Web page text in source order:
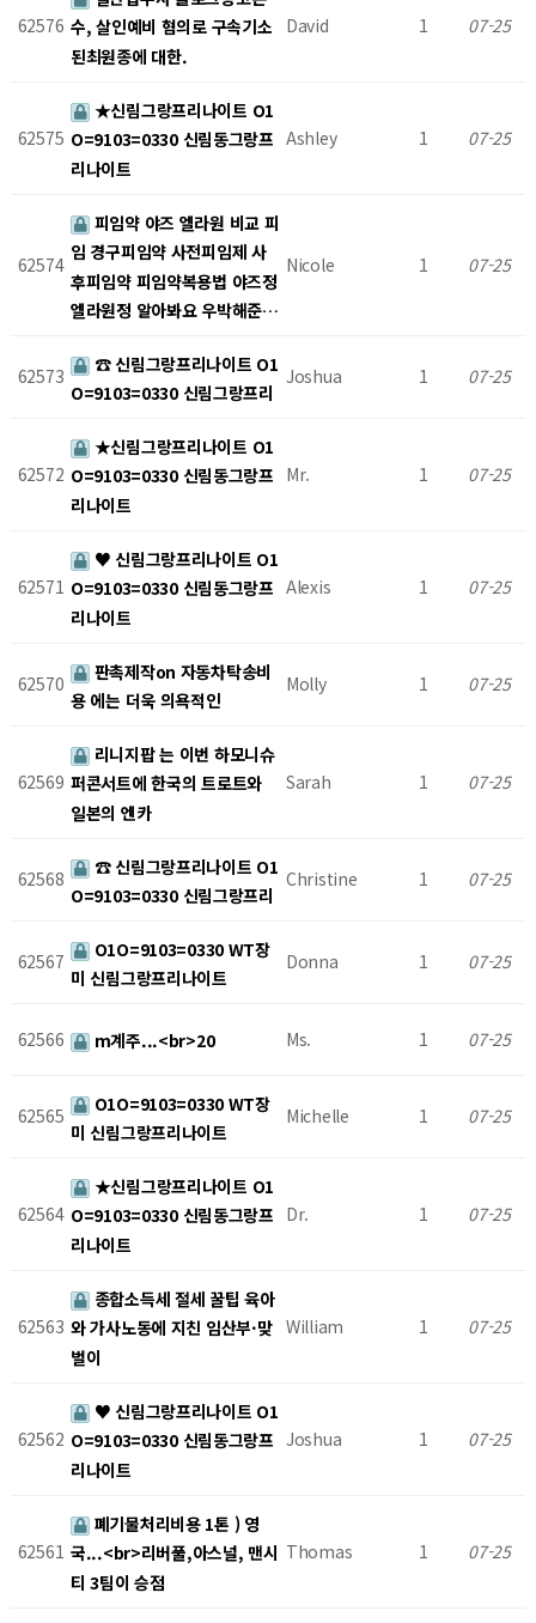
62576 수, 살인예비 혐의로 구속기소
된최원종에 대한.
David 1 07-25
62575
★신림그랑프리나이트 O1
O=9103=0330 신림동그랑프
리나이트
Ashley 1 07-25
62574
피임약 야즈 엘라원 비교 피
임 경구피임약 사전피임제 사
후피임약 피임약복용법 야즈정
엘라원정 알아봐요 우박해준…
Nicole 1 07-25
62573
☎ 신림그랑프리나이트 O1
O=9103=0330 신림그랑프리
Joshua 1 07-25
62572
★신림그랑프리나이트 O1
O=9103=0330 신림동그랑프
리나이트
Mr. 1 07-25
62571
♥ 신림그랑프리나이트 O1
O=9103=0330 신림동그랑프
리나이트
Alexis 1 07-25
62570
판촉제작on 자동차탁송비
용 에는 더욱 의욕적인
Molly 1 07-25
62569
리니지팝 는 이번 하모니슈
퍼콘서트에 한국의 트로트와
일본의 엔카
Sarah 1 07-25
62568
☎ 신림그랑프리나이트 O1
O=9103=0330 신림그랑프리
Christine 1 07-25
62567
O1O=9103=0330 WT장
미 신림그랑프리나이트
Donna 1 07-25
62566 m계주...<br>20 Ms. 1 07-25
62565
O1O=9103=0330 WT장
미 신림그랑프리나이트
Michelle 1 07-25
62564
★신림그랑프리나이트 O1
O=9103=0330 신림동그랑프
리나이트
Dr. 1 07-25
62563
종합소득세 절세 꿀팁 육아
와 가사노동에 지친 임산부·맞
벌이
William 1 07-25
62562
♥ 신림그랑프리나이트 O1
O=9103=0330 신림동그랑프
리나이트
Joshua 1 07-25
62561
폐기물처리비용 1톤 ) 영
국...<br>리버풀,아스널, 맨시
티 3팀이 승점
Thomas 1 07-25